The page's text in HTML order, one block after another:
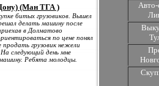
(Ман ТГА )
битых грузовиков. Вышел
делать машину после
в Долматово
по цене понял
продать грузовик нежели
следующий день мне
Ребята молодцы.
Авто-